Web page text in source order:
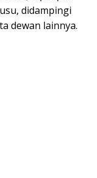
didampingi
dewan lainnya.